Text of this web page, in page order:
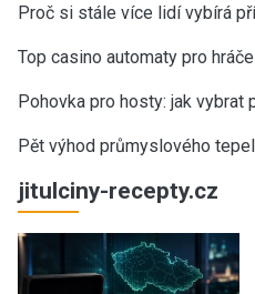
Proč si stále více lidí vybírá
Top casino automaty pro
Pohovka pro hosty: jak vybrat
Pět výhod průmyslového
jitulciny-recepty.cz